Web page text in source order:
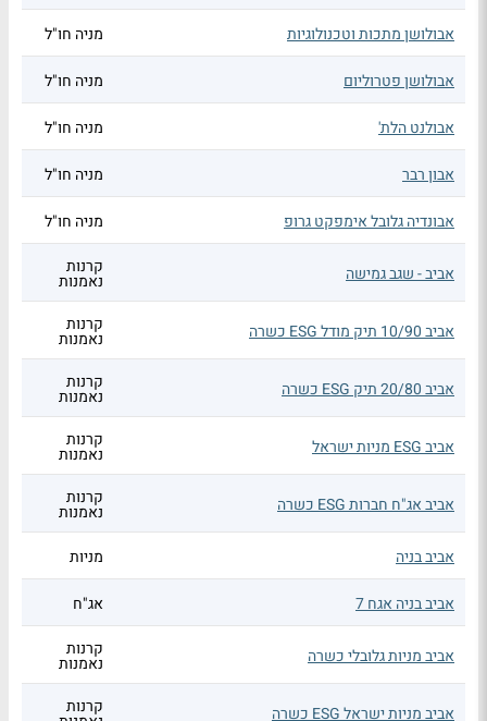
אבולושן מתכות וטכנולוגיות מניה חו"ל
אבולושן פטרוליום מניה חו"ל
אבולנט הלת' מניה חו"ל
אבון רבר מניה חו"ל
אבונדיה גלובל אימפקט גרופ מניה חו"ל
אביב - שגב גמישה קרנות
נאמנות
אביב 10/90 תיק מודל ESG כשרה קרנות
נאמנות
אביב 20/80 תיק ESG כשרה קרנות
נאמנות
אביב ESG מניות ישראל קרנות
נאמנות
אביב אג"ח חברות ESG כשרה קרנות
נאמנות
אביב בניה
מניות
אביב בניה אגח 7 אג"ח
אביב מניות גלובלי כשרה קרנות
נאמנות
אביב מניות ישראל ESG כשרה קרנות